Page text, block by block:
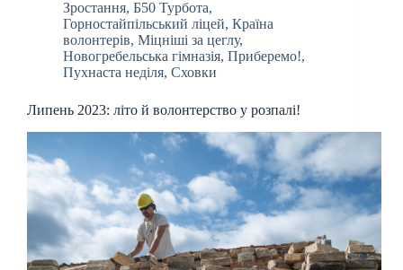
Зростання, Б50 Турбота,
Горностайпільський ліцей, Країна
волонтерів, Міцніші за цеглу,
Новогребельська гімназія, Приберемо!,
Пухнаста неділя, Сховки
Липень 2023: літо й волонтерство у розпалі!